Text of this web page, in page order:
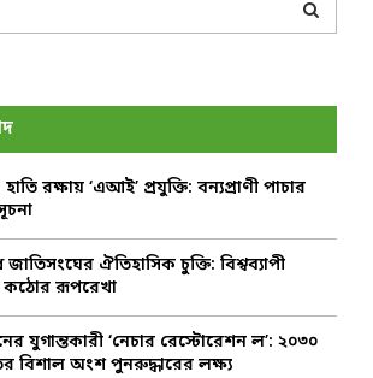
E
A
রক্ষায় ‘এআই’ প্রযুক্তি: বন্যপ্রাণী পাচার
ঐতিহাসিক চুক্তি: বিশ্বব্যাপী
কঠোর রূপরেখা
যুগান্তকারী ‘নেচার রেস্টোরেশন ল’: ২০৩০
বিশাল অংশ পুনরুদ্ধারের লক্ষ্য